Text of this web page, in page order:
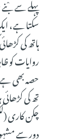
پہلے سے
سکتا ہے،
ہاتھ کی
روایات کو
حصہ بھی
تھ کی
چکن کاری
دور سے